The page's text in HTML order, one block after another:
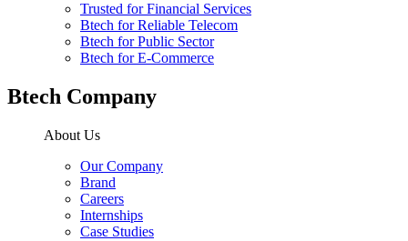
Trusted for Financial Services
Btech for Reliable Telecom
Btech for Public Sector
Btech for E-Commerce
Btech Company
About Us
Our Company
Brand
Careers
Internships
Case Studies